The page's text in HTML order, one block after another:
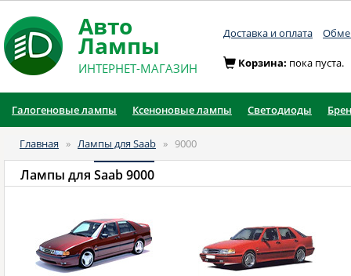
Авто
Лампы
ИНТЕРНЕТ-МАГАЗИН
Доставка и оплата
Корзина: пока пуста.
Галогеновые лампы Ксеноновые лампы Светодиоды
Главная » Лампы для Saab » 9000
Лампы для Saab 9000